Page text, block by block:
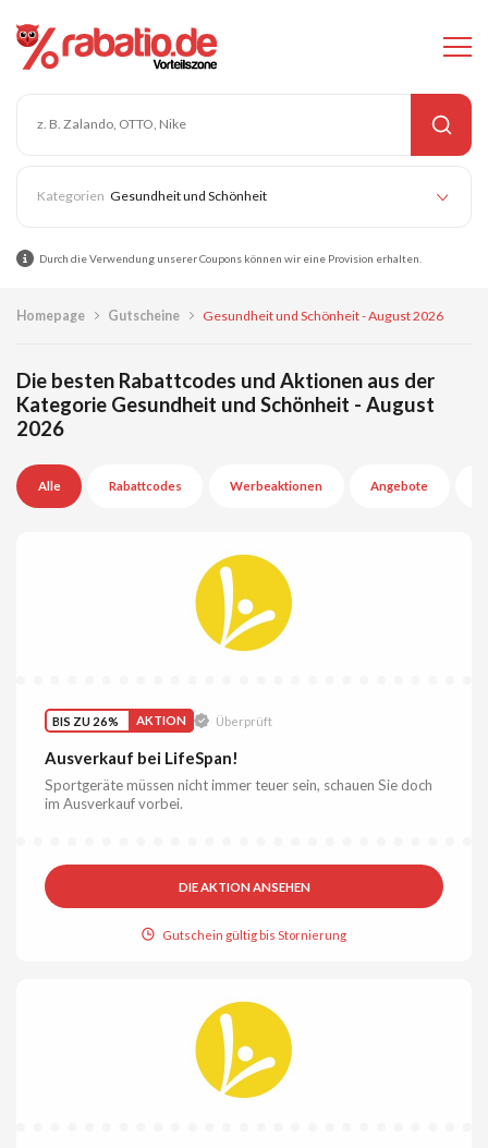
Gesundheit und Schönheit
Durch die Verwendung unserer Coupons können wir eine Provision erhalten.
Homepage Gutscheine Gesundheit und Schönheit - August 2026
Die besten Rabattcodes und Aktionen aus der
Kategorie Gesundheit und Schönheit - August
2026
Alle Rabattcodes Werbeaktionen Angebote
BIS ZU 26% AKTION Überprüft
Ausverkauf bei LifeSpan!
Sportgeräte müssen nicht immer teuer sein, schauen Sie doch
im Ausverkauf vorbei.
DIE AKTION ANSEHEN
Gutschein gültig bis Stornierung